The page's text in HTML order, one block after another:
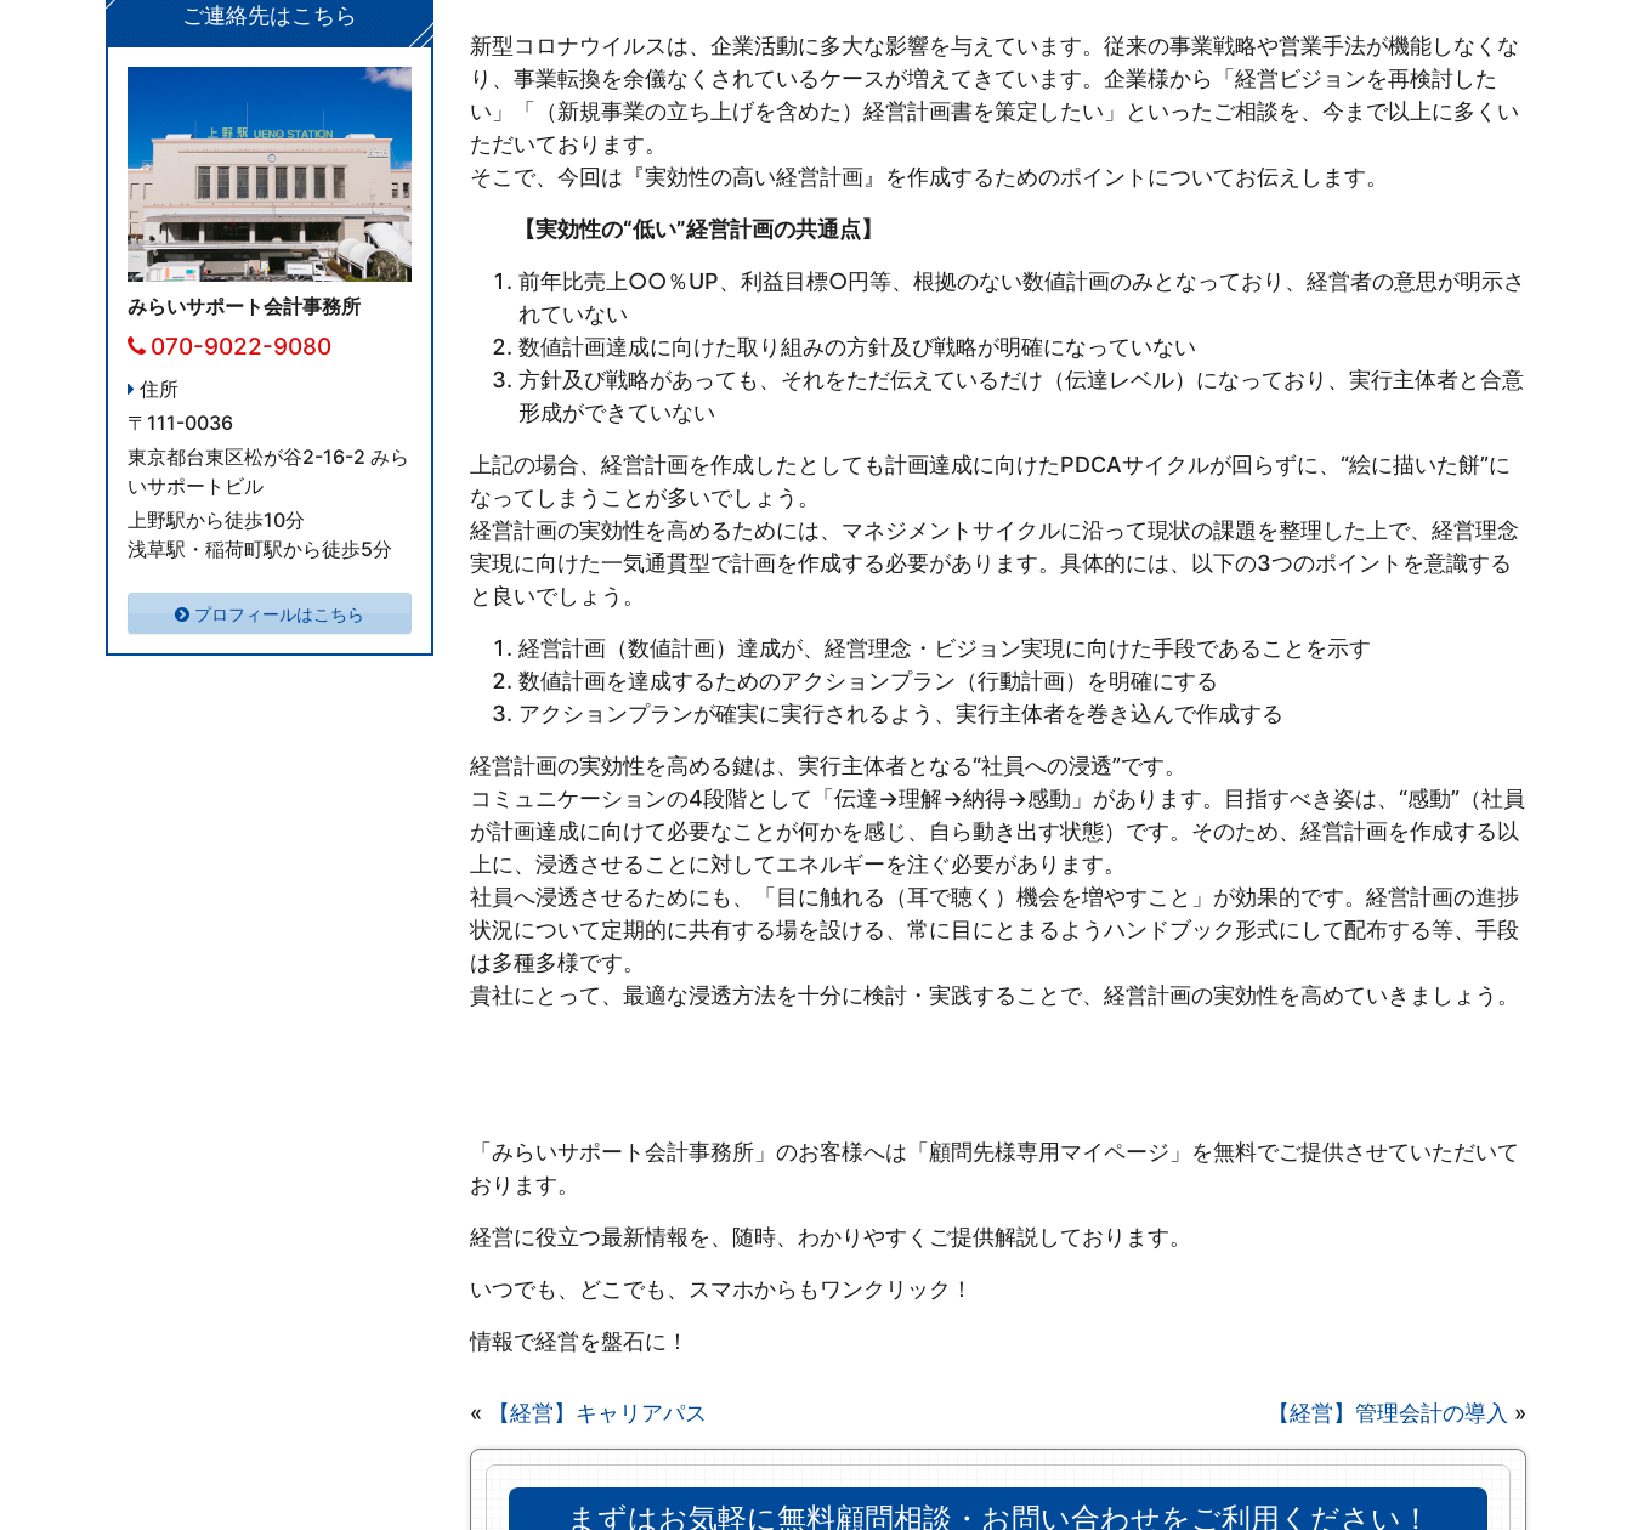
新型コロナウイルスは、企業活動に多大な影響を与えています。従来の事業戦略や営業手法が機能しなくな
り、事業転換を余儀なくされているケースが増えてきています。企業様から「経営ビジョンを再検討した
い」「（新規事業の立ち上げを含めた）経営計画書を策定したい」といったご相談を、今まで以上に多くい
ただいております。
そこで、今回は『実効性の高い経営計画』を作成するためのポイントについてお伝えします。
【実効性の“低い”経営計画の共通点】
前年比売上○○％UP、利益目標○円等、根拠のない数値計画のみとなっており、経営者の意思が明示さ
れていない
数値計画達成に向けた取り組みの方針及び戦略が明確になっていない
方針及び戦略があっても、それをただ伝えているだけ（伝達レベル）になっており、実行主体者と合意
形成ができていない
上記の場合、経営計画を作成したとしても計画達成に向けたPDCAサイクルが回らずに、“絵に描いた餅”に
なってしまうことが多いでしょう。
経営計画の実効性を高めるためには、マネジメントサイクルに沿って現状の課題を整理した上で、経営理念
実現に向けた一気通貫型で計画を作成する必要があります。具体的には、以下の3つのポイントを意識する
と良いでしょう。
経営計画（数値計画）達成が、経営理念・ビジョン実現に向けた手段であることを示す
数値計画を達成するためのアクションプラン（行動計画）を明確にする
アクションプランが確実に実行されるよう、実行主体者を巻き込んで作成する
経営計画の実効性を高める鍵は、実行主体者となる“社員への浸透”です。
コミュニケーションの4段階として「伝達→理解→納得→感動」があります。目指すべき姿は、“感動”（社員
が計画達成に向けて必要なことが何かを感じ、自ら動き出す状態）です。そのため、経営計画を作成する以
上に、浸透させることに対してエネルギーを注ぐ必要があります。
社員へ浸透させるためにも、「目に触れる（耳で聴く）機会を増やすこと」が効果的です。経営計画の進捗
状況について定期的に共有する場を設ける、常に目にとまるようハンドブック形式にして配布する等、手段
は多種多様です。
貴社にとって、最適な浸透方法を十分に検討・実践することで、経営計画の実効性を高めていきましょう。
「みらいサポート会計事務所」のお客様へは「顧問先様専用マイページ」を無料でご提供させていただいて
おります。
経営に役立つ最新情報を、随時、わかりやすくご提供解説しております。
いつでも、どこでも、スマホからもワンクリック！
情報で経営を盤石に！
« 【経営】キャリアパス 【経営】管理会計の導入 »
まずはお気軽に無料顧問相談・お問い合わせをご利用ください！
ご連絡先はこちら
みらいサポート会計事務所
070-9022-9080
住所
〒111-0036
東京都台東区松が谷2-16-2 みら
いサポートビル
上野駅から徒歩10分
浅草駅・稲荷町駅から徒歩5分
プロフィールはこちら